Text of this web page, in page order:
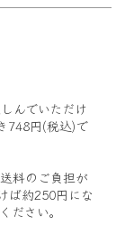
んでいただけ
748円(税込)で
料のご負担が
ば約250円にな
ださい。